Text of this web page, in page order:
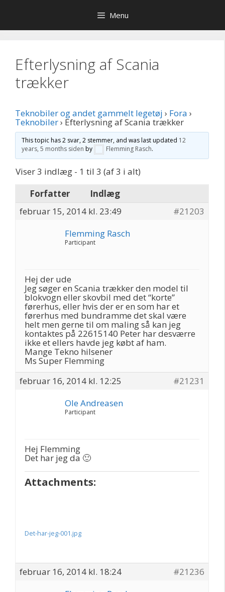
indhold
Menu
Efterlysning af Scania
trækker
Teknobiler og andet gammelt legetøj › Fora ›
Teknobiler› Efterlysning af Scania trækker
This topic has 2 svar, 2 stemmer, and was last updated 12
years, 5 months siden by Flemming Rasch.
Viser 3 indlæg - 1 til 3 (af 3 i alt)
Forfatter
Indlæg
februar 15, 2014 kl. 23:49
#21203
Flemming Rasch
Participant
Hej der ude
Jeg søger en Scania trækker den model til
blokvogn eller skovbil med det “korte”
førerhus, eller hvis der er en som har et
førerhus med bundramme det skal være
helt men gerne til om maling så kan jeg
kontaktes på 22615140 Peter har desværre
ikke et ellers havde jeg købt af ham.
Mange Tekno hilsener
Ms Super Flemming
februar 16, 2014 kl. 12:25
#21231
Ole Andreasen
Participant
Hej Flemming
Det har jeg da 🙂
Attachments:
Det-har-jeg-001.jpg
februar 16, 2014 kl. 18:24
#21236